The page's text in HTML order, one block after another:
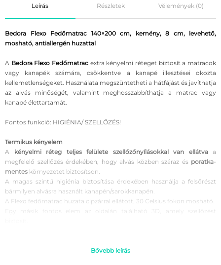
Leírás Részletek Vélemények (0)
Bedora Flexo Fedőmatrac 140×200 cm, kemény, 8 cm, levehető,
mosható, antiallergén huzattal
A Bedora Flexo Fedőmatrac extra kényelmi réteget biztosít a matracok
vagy kanapék számára, csökkentve a kanapé illesztései okozta
kellemetlenségeket. Használata megszüntetheti a hátfájást és javíthatja
az alvás minőségét, valamint meghosszabbíthatja a matrac vagy
kanapé élettartamát.
Fontos funkció: HIGIÉNIA/ SZELLŐZÉS!
Termikus kényelem
A kényelmi réteg teljes felülete szellőzőnyílásokkal van ellátva a
megfelelő szellőzés érdekében, hogy alvás közben száraz és poratka-
mentes környezetet biztosítson.
A magas szintű higiénia biztosítása érdekében használja a felsőrészt
bármilyen alvásra használt kanapén/sarokkanapén.
A Flexo fedőmatrac huzata cipzárral ellátott, 30 Celsius fokon mosható.
stabilitás érdekében a huzat alsó része szilikonpontokkal rendelkező
Bővebb leírás